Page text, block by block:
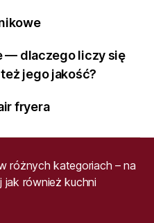
— dlaczego liczy się
jego jakość?
fryera
różnych kategoriach – na
również kuchni